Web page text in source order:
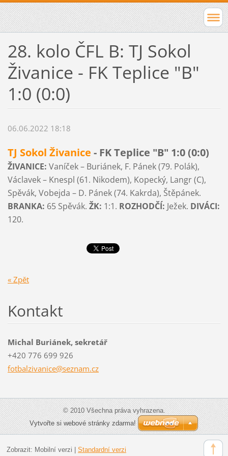
28. kolo ČFL B: TJ Sokol
Živanice - FK Teplice "B"
1:0 (0:0)
06.06.2022 18:18
TJ Sokol Živanice - FK Teplice "B" 1:0 (0:0)
ŽIVANICE: Vaníček – Buriánek, F. Pánek (79. Polák),
Václavek – Knespl (61. Nikodem), Kopecký, Langr (C),
Spěvák, Vobejda – D. Pánek (74. Kakrda), Štěpánek.
BRANKA: 65 Spěvák. ŽK: 1:1. ROZHODČÍ: Ježek. DIVÁCI:
120.
« Zpět
Kontakt
Michal Buriánek, sekretář
+420 776 699 926
fotbalzivanice@seznam.cz
© 2010 Všechna práva vyhrazena.
Vytvořte si webové stránky zdarma!
Zobrazit: Mobilní verzi Standardní verzi